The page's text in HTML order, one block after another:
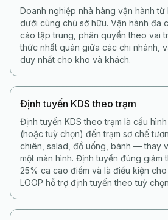
Doanh nghiệp nhà hàng vận hành từ
dưới cùng chủ sở hữu. Vận hành đa
cáo tập trung, phân quyền theo vai
thức nhất quán giữa các chi nhánh,
duy nhất cho kho và khách.
Định tuyến KDS theo trạm
Định tuyến KDS theo trạm là cấu
(hoặc tuỳ chọn) đến trạm sơ chế
chiên, salad, đồ uống, bánh — thay
một màn hình. Định tuyến đúng giảm
25% ca cao điểm và là điều kiện
LOOP hỗ trợ định tuyến theo tuỳ